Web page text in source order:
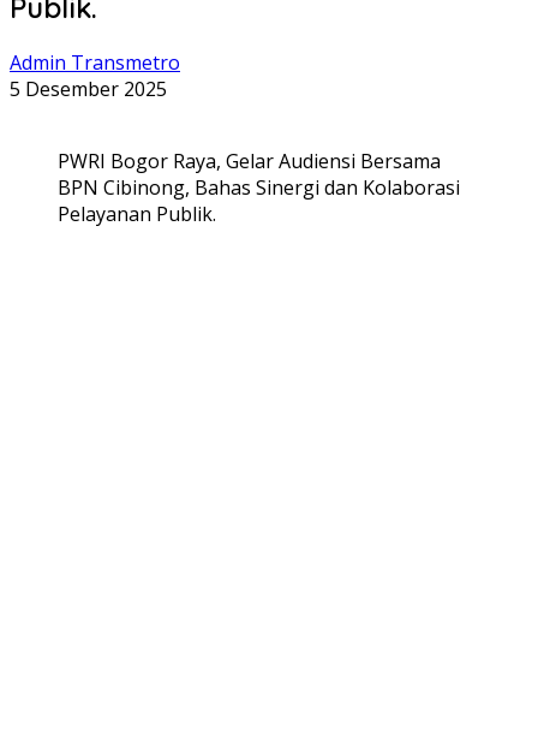
Admin Transmetro
5 Desember 2025
PWRI Bogor Raya, Gelar Audiensi Bersama
BPN Cibinong, Bahas Sinergi dan Kolaborasi
Pelayanan Publik.